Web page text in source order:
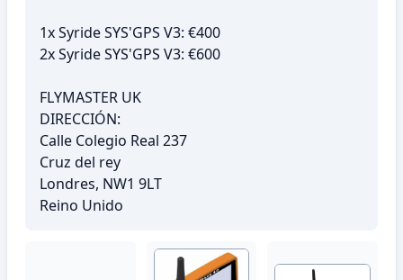
1x Syride SYS'GPS V3: €400
2x Syride SYS'GPS V3: €600
FLYMASTER UK
DIRECCIÓN:
Calle Colegio Real 237
Cruz del rey
Londres, NW1 9LT
Reino Unido